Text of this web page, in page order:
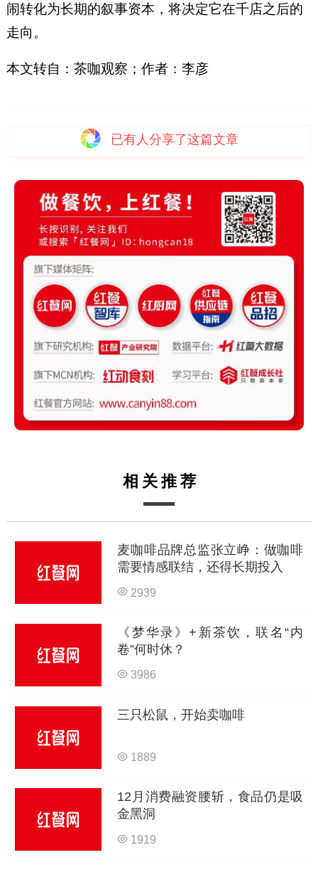
闹转化为长期的叙事资本，将决定它在千店之后的
走向。
本文转自：茶咖观察；作者：李彦
已有人分享了这篇文章
相关推荐
麦咖啡品牌总监张立峥：做咖啡
需要情感联结，还得长期投入
2939
《梦华录》+新茶饮，联名“内
卷”何时休？
3986
三只松鼠，开始卖咖啡
1889
12月消费融资腰斩，食品仍是吸
金黑洞
1919